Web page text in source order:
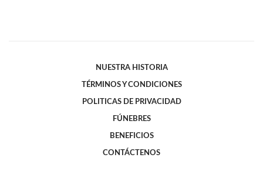
NUESTRA HISTORIA
TÉRMINOS Y CONDICIONES
POLITICAS DE PRIVACIDAD
FÚNEBRES
BENEFICIOS
CONTÁCTENOS